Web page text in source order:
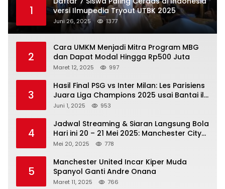
1
versi Ilmupedia Tryout UTBK 2025
Juni 26, 2025 1377
2
Cara UMKM Menjadi Mitra Program MBG
dan Dapat Modal Hingga Rp500 Juta
Maret 12, 2025 997
3
Hasil Final PSG vs Inter Milan: Les Parisiens
Juara Liga Champions 2025 usai Bantai il
Nerazzurri
Juni 1, 2025 953
4
Jadwal Streaming & Siaran Langsung Bola
Hari ini 20 – 21 Mei 2025: Manchester City
vs Bournemouth
Mei 20, 2025 778
5
Manchester United Incar Kiper Muda
Spanyol Ganti Andre Onana
Maret 11, 2025 766